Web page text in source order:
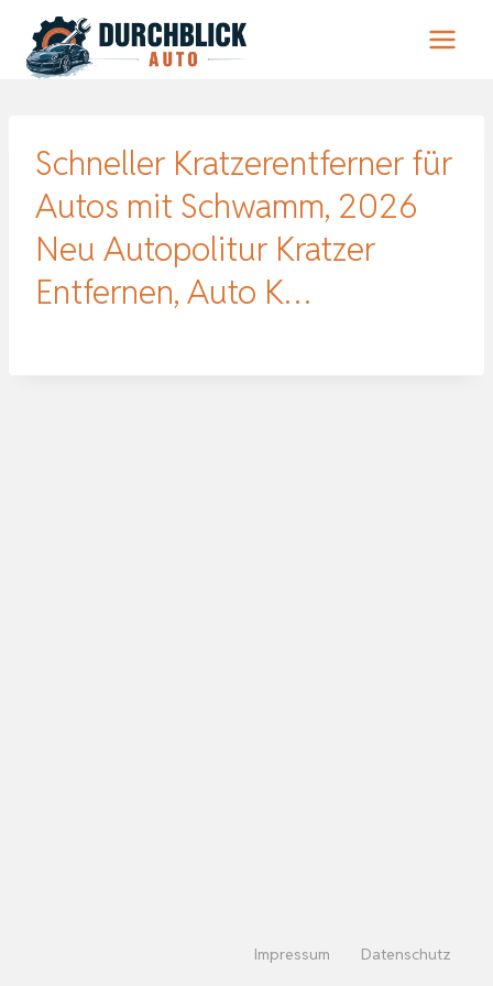
Inhalt
springen
Schneller Kratzerentferner für
Autos mit Schwamm, 2026
Neu Autopolitur Kratzer
Entfernen, Auto K…
Impressum Datenschutz